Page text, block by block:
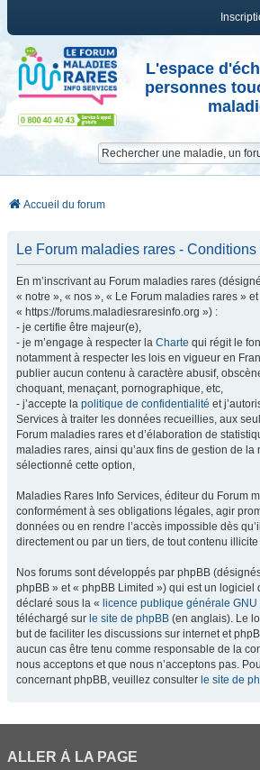
L'espace
personnes
Accueil du forum
Le Forum maladies rares - Conditions
En m’inscrivant au Forum maladies rares
« notre », « nos », « Le Forum maladies rares » et
« https://forums.maladiesraresinfo.org ») :
- je certifie être majeur(e),
- je m’engage à respecter la Charte qui régit le
notamment à respecter les lois en vigueur en
publier aucun contenu à caractère abusif,
choquant, menaçant, pornographique, etc,
- j’accepte la politique de confidentialité et
Services à traiter les données recueillies, aux
Forum maladies rares et d’élaboration de
maladies rares, ainsi qu’aux fins de gestion de la
sélectionné cette option,
Maladies Rares Info Services, éditeur du Forum
conformément à ses obligations légales, agir
données ou en rendre l’accès impossible dès
directement ou par un tiers, de tout contenu
Nos forums sont développés par phpBB
phpBB » et « phpBB Limited ») qui est un logiciel
déclaré sous la « licence publique générale GNU
téléchargé sur le site de phpBB (en anglais). Le
but de faciliter les discussions sur internet et
aucun cas être tenu comme responsable de la
nous acceptons et que nous n’acceptons pas.
concernant phpBB, veuillez consulter le site de
ALLER À LA PAGE